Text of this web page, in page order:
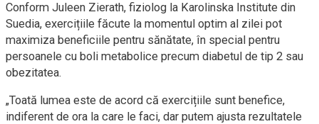
Conform Juleen Zierath, fiziolog la Karolinska Institute din
Suedia, exercițiile făcute la momentul optim al zilei pot
maximiza beneficiile pentru sănătate, în special pentru
persoanele cu boli metabolice precum diabetul de tip 2 sau
obezitatea.
„Toată lumea este de acord că exercițiile sunt benefice,
indiferent de ora la care le faci, dar putem ajusta rezultatele